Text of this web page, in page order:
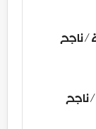
/ ناجح
ناجح